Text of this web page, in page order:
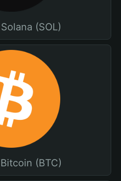
(SOL)
(BTC)